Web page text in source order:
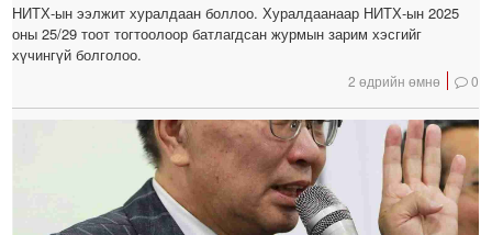
НИТХ-ын ээлжит хуралдаан боллоо. Хуралдаанаар НИТХ-ын 2025
оны 25/29 тоот тогтоолоор батлагдсан журмын зарим хэсгийг
хүчингүй болголоо.
2 өдрийн өмнө 0